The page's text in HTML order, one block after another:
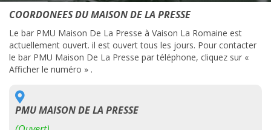
COORDONEES DU MAISON DE LA PRESSE
Le bar PMU Maison De La Presse à Vaison La Romaine est
actuellement ouvert. il est ouvert tous les jours. Pour contacter
le bar PMU Maison De La Presse par téléphone, cliquez sur «
Afficher le numéro » .
PMU MAISON DE LA PRESSE